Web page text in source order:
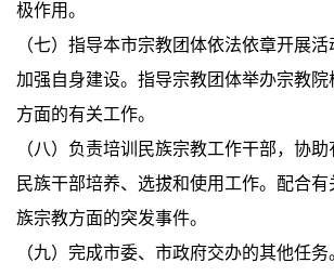
极作用。
（七）指导本市宗教团体依法依章开展
加强自身建设。指导宗教团体举办宗教
方面的有关工作。
（八）负责培训民族宗教工作干部，协
民族干部培养、选拔和使用工作。配合
族宗教方面的突发事件。
（九）完成市委、市政府交办的其他任务